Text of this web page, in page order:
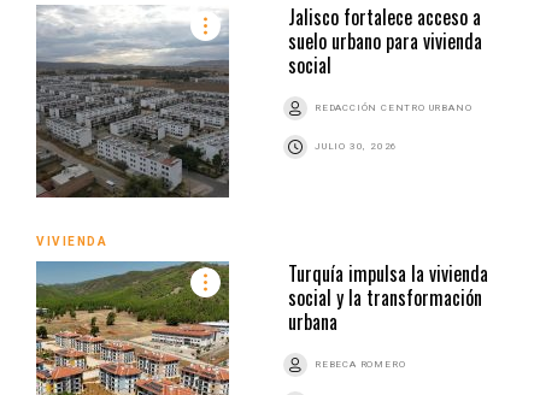
Jalisco fortalece acceso a
suelo urbano para vivienda
social
REDACCIÓN CENTRO URBANO
JULIO 30, 2026
VIVIENDA
Turquía impulsa la vivienda
social y la transformación
urbana
REBECA ROMERO